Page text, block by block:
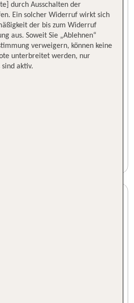
durch Ausschalten der
Ein solcher Widerruf wirkt sich
der bis zum Widerruf
aus. Soweit Sie „Ablehnen“
verweigern, können keine
unterbreitet werden, nur
aktiv.